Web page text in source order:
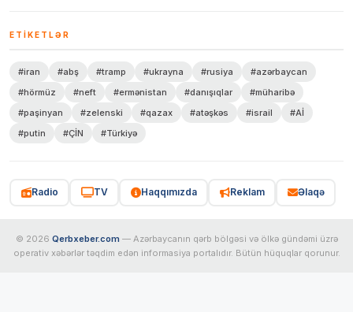
ETIKETLƏR
#iran #abş #tramp #ukrayna #rusiya
#azərbaycan
#hörmüz
#neft #ermənistan #danışıqlar
#müharibə
#paşinyan
#zelenski #qazax #atəşkəs #israil
#Aİ
#putin
#ÇİN #Türkiyə
Radio TV Haqqımızda Reklam Əlaqə
© 2026 Qerbxeber.com — Azərbaycanın qərb bölgəsi və ölkə gündəmi üzrə
operativ xəbərlər təqdim edən informasiya portalıdır. Bütün hüquqlar qorunur.